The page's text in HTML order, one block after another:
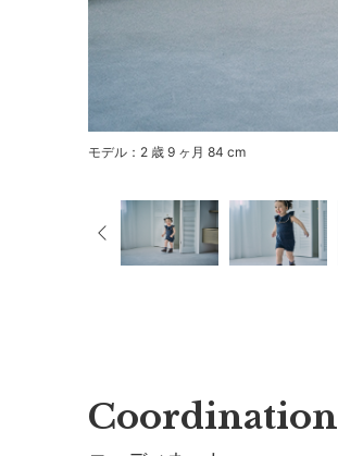
モデル：2 歳 9 ヶ月 84 cm
Coordination